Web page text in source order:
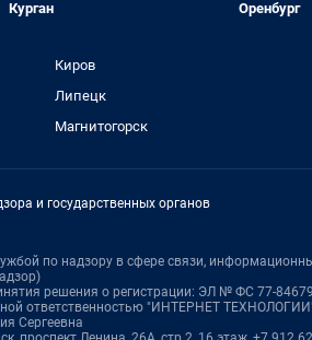
Курган
Оренбург
Киров
Липецк
Магнитогорск
и государственных органов
по надзору в сфере связи,
решения о регистрации: ЭЛ № ФС 77-
ответственностью "ИНТЕРНЕТ
Сергеевна